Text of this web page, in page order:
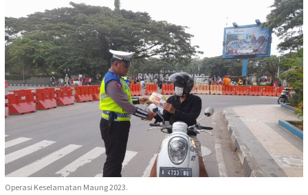
Operasi Keselamatan Maung 2023.